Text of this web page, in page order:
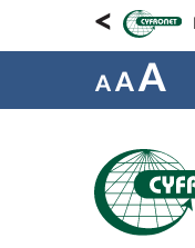
<
A AA